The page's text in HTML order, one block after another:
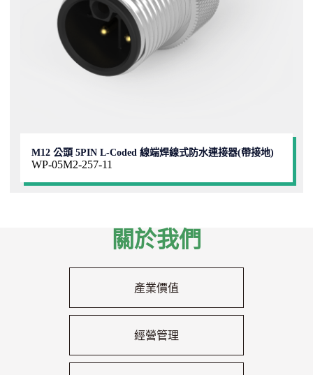
M12 公頭 5PIN L-Coded 線端焊線式防水連接器(帶接地)
WP-05M2-257-11
關於我們
產業價值
經營管理